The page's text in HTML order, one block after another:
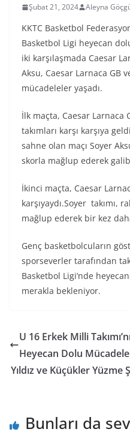
Şubat 21, 2024 Aleyna
KKTC Basketbol
Basketbol Ligi heyecan
iki karşılaşmada Caesar
Aksu, Caesar Larnaca GB
mücadeleler yaşadı.
İlk maçta, Caesar Larnaca
takımları karşı karşıya
sahne olan maçı Soyer
skorla mağlup ederek
İkinci maçta, Caesar
karşıyaydı.Soyer takımı,
mağlup ederek bir kez
Genç basketbolcuların
sporseverler tarafından
Basketbol Ligi’nde
merakla bekleniyor.
U 16 Erkek Milli
Heyecan Dolu
Yıldız ve Küçükler
Bunları da